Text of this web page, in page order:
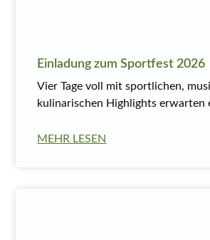
Einladung zum Sportfest 2026
Vier Tage voll mit sportlichen,
kulinarischen Highlights erwarten
MEHR LESEN